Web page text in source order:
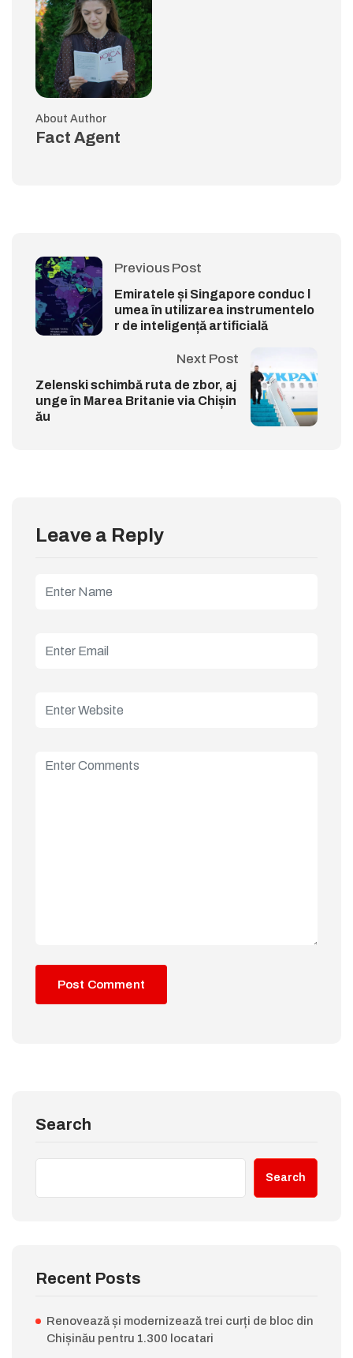
About Author
Fact Agent
Previous Post
Emiratele și Singapore conduc l
umea în utilizarea instrumentelo
r de inteligență artificială
Next Post
Zelenski schimbă ruta de zbor, aj
unge în Marea Britanie via Chișin
ău
Leave a Reply
Search
Search
Recent Posts
Renovează și modernizează trei curți de bloc din
Chișinău pentru 1.300 locatari